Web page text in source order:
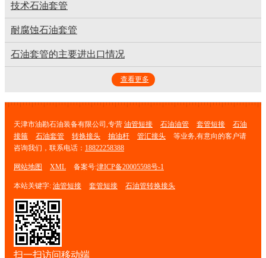
技术石油套管
耐腐蚀石油套管
石油套管的主要进出口情况
查看更多
天津市油勘石油装备有限公司,专营 油管短接 石油油管 套管短接
石油
接箍
石油套管 转换接头 抽油杆 管汇接头
等业务,有意向的客户请
咨询我们，联系电话： 18822258388
网站地图 XML 备案号:津ICP备20005598号-1
本站关键字: 油管短接 套管短接 石油管转换接头
扫一扫访问移动端